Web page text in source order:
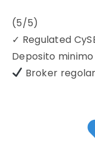
(5/5)
✓ Regulated
Deposito minimo
Broker